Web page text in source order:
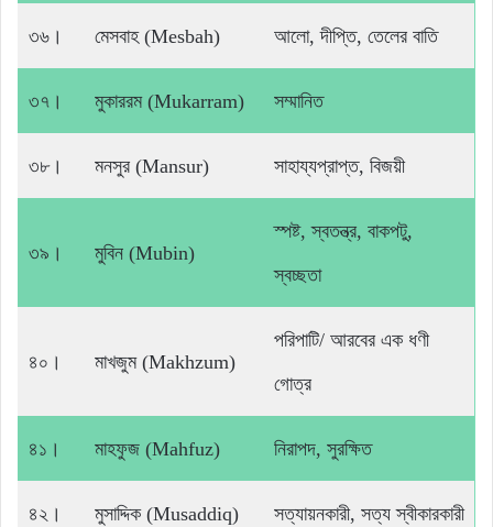
৩৬। মেসবাহ (Mesbah) আলো, দীপ্তি, তেলের বাতি
৩৭। মুকাররম (Mukarram) সম্মানিত
৩৮। মনসুর (Mansur) সাহায্যপ্রাপ্ত, বিজয়ী
৩৯। মুবিন (Mubin)
স্পষ্ট, স্বতন্ত্র, বাকপটু,
স্বচ্ছতা
৪০। মাখজুম (Makhzum)
পরিপাটি/ আরবের এক ধণী
গোত্র
৪১। মাহফুজ (Mahfuz) নিরাপদ, সুরক্ষিত
৪২। মুসাদ্দিক (Musaddiq) সত্যায়নকারী, সত্য স্বীকারকারী